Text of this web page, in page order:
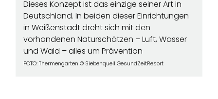
Dieses Konzept ist das einzige seiner Art in
Deutschland. In beiden dieser Einrichtungen
in Weißenstadt dreht sich mit den
vorhandenen Naturschätzen – Luft, Wasser
und Wald – alles um Prävention
FOTO: Thermengarten © Siebenquell GesundZeitResort